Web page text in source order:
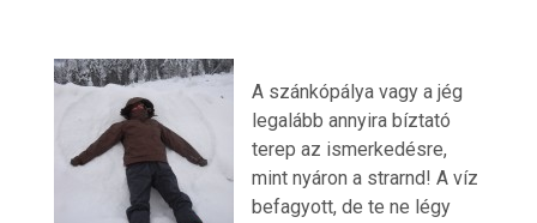
A szánkópálya vagy a jég
legalább annyira bíztató
terep az ismerkedésre,
mint nyáron a strarnd! A víz
befagyott, de te ne légy